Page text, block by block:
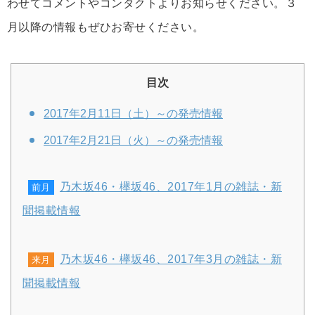
わせてコメントやコンタクトよりお知らせください。３
月以降の情報もぜひお寄せください。
目次
2017年2月11日（土）～の発売情報
2017年2月21日（火）～の発売情報
前月
乃木坂46・欅坂46、2017年1月の雑誌・新
聞掲載情報
来月
乃木坂46・欅坂46、2017年3月の雑誌・新
聞掲載情報